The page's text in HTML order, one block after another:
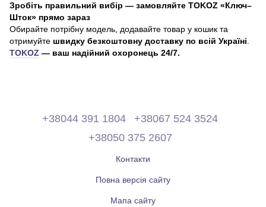
Зробіть правильний вибір — замовляйте TOKOZ «Ключ–
Шток» прямо зараз
Обирайте потрібну модель, додавайте товар у кошик та
отримуйте швидку безкоштовну доставку по всій Україні.
TOKOZ — ваш надійний охоронець 24/7.
+38044 391 1804
+38067 524 3524
+38050 375 2607
Контакти
Повна версія сайту
Мапа сайту